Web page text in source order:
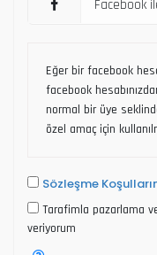
Facebook
Eğer bir facebook
facebook
normal bir üye
özel amaç için
Sözleşme
Tarafimla pazarlama
veriyorum